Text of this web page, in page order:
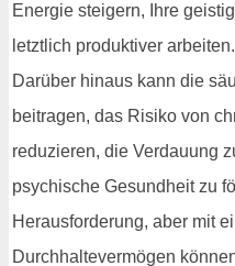
Energie steigern, Ihre
letztlich produktiver arbeiten.
Darüber hinaus kann die
beitragen, das Risiko von
reduzieren, die Verdauung
psychische Gesundheit zu
Herausforderung, aber mit
Durchhaltevermögen